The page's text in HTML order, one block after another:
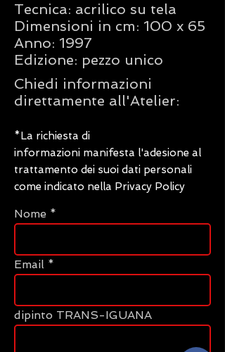
Tecnica: acrilico su tela
Dimensioni in cm: 100 x 65
Anno: 1997
Edizione: pezzo unico
Chiedi informazioni
direttamente all'Atelier:
*La richiesta di
informazioni manifesta l'adesione al
trattamento dei suoi dati personali
come indicato nella Privacy Policy
Nome
Email
dipinto TRANS-IGUANA